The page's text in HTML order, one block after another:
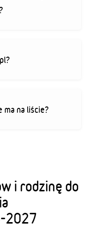
ma na liście?
i rodzinę do
2027